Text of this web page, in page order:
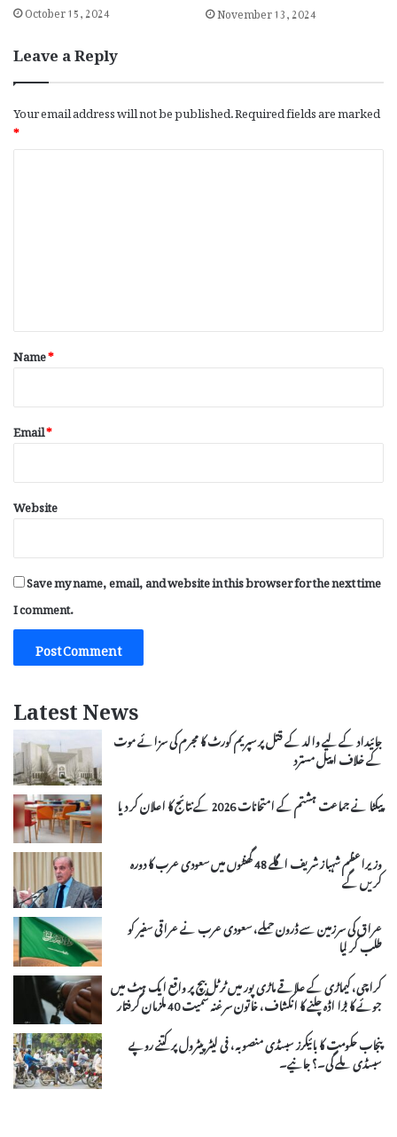
October 15, 2024 November 13, 2024
Leave a Reply
Your email address will not be published.Required fields are marked
*
*
Name*
Email*
Website
Save my name, email, and website in this browser for the next time
I comment.
Latest News
جائیداد کے لیے والد کے قتل پر سپریم کورٹ کا مجرم کی سزائے موت
کے خلاف اپیل مسترد
پیکٹا نے جماعت ہشتم کے امتحانات 2026 کے نتائج کا اعلان کر دیا
وزیراعظم شہباز شریف اگلے 48 گھنٹوں میں سعودی عرب کا دورہ
کریں گے
عراق کی سرزمین سے ڈرون حملے، سعودی عرب نے عراقی سفیر کو
طلب کر لیا
کراچی، کیماڑی کے علاقے ماڑی پور میں ٹرٹل بیچ پر واقع ایک ہٹ میں
جوئے کا بڑا اڈہ چلنے کا انکشاف، خاتون سرغنہ سمیت 40 ملزمان گرفتار
پنجاب حکومت کا بائیکرز سبسڈی منصوبہ، فی لیٹر پیٹرول پر کتنے روپے
سبسڈی ملے گی۔؟ جانیے۔